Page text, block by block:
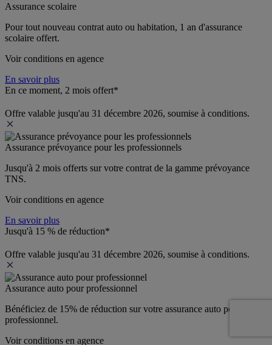
Assurance scolaire
Pour tout nouveau contrat auto ou habitation, 1 an d'assurance
scolaire offert.
Voir conditions en agence
En savoir plus
En ce moment, 2 mois offert*
Offre valable jusqu'au 31 décembre 2026, soumise à conditions.
Assurance prévoyance pour les professionnels
Jusqu'à 2 mois offerts sur votre contrat de la gamme prévoyance
TNS.
Voir conditions en agence
En savoir plus
Jusqu'à 15 % de réduction*
Offre valable jusqu'au 31 décembre 2026, soumise à conditions.
Assurance auto pour professionnel
Bénéficiez de 15% de réduction sur votre assurance auto pour
professionnel.
Voir conditions en agence